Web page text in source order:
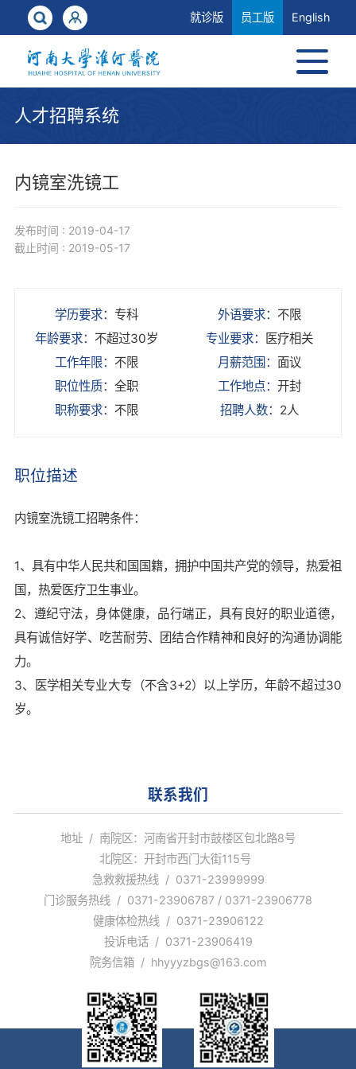
就诊版 员工版 English
人才招聘系统
内镜室洗镜工
发布时间 : 2019-04-17
截止时间 : 2019-05-17
学历要求： 专科 外语要求： 不限
年龄要求： 不超过30岁 专业要求：
医疗相关
工作年限： 不限 月薪范围： 面议
职位性质： 全职 工作地点：开封
职称要求： 不限 招聘人数： 2人
职位描述
内镜室洗镜工招聘条件：
1、具有中华人民共和国国籍，拥护中国共产党的领导，热爱祖
国，热爱医疗卫生事业。
2、遵纪守法，身体健康，品行端正，具有良好的职业道德，
具有诚信好学、吃苦耐劳、团结合作精神和良好的沟通协调能
力。
3、医学相关专业大专（不含3+2）以上学历，年龄不超过30
岁。
联系我们
地址 / 南院区：河南省开封市鼓楼区包北路8号
北院区：开封市西门大街115号
急救救援热线 / 0371-23999999
门诊服务热线 / 0371-23906787 / 0371-23906778
健康体检热线 / 0371-23906122
投诉电话 / 0371-23906419
院务信箱 / hhyyyzbgs@163.com